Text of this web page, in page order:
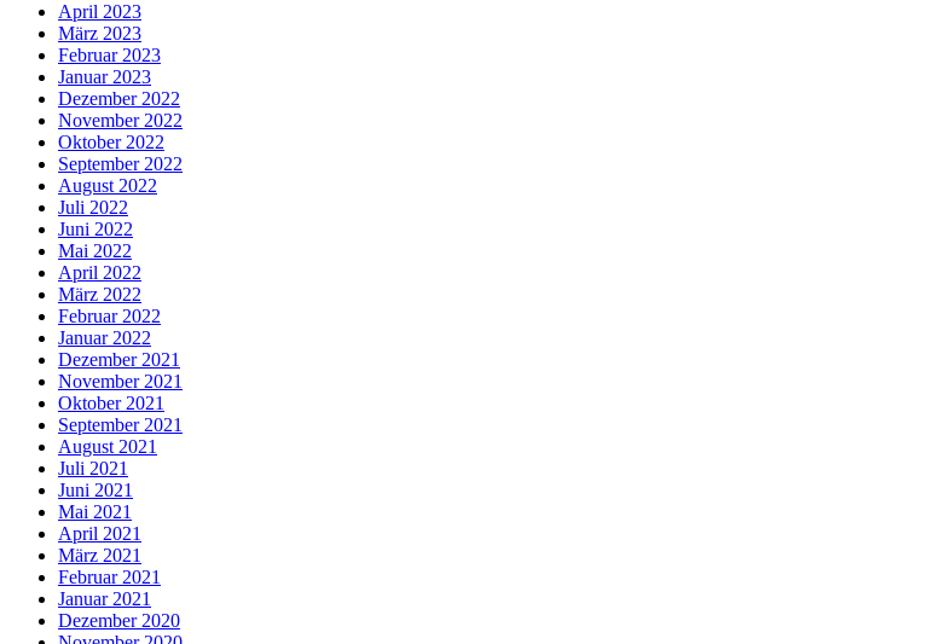
April 2023
März 2023
Februar 2023
Januar 2023
Dezember 2022
November 2022
Oktober 2022
September 2022
August 2022
Juli 2022
Juni 2022
Mai 2022
April 2022
März 2022
Februar 2022
Januar 2022
Dezember 2021
November 2021
Oktober 2021
September 2021
August 2021
Juli 2021
Juni 2021
Mai 2021
April 2021
März 2021
Februar 2021
Januar 2021
Dezember 2020